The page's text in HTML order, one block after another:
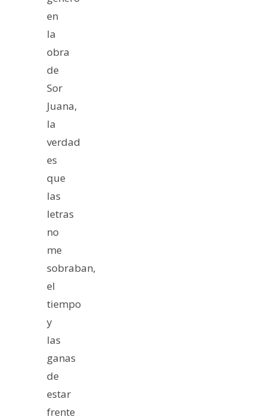
en
la
obra
de
Sor
Juana,
la
verdad
es
que
las
letras
no
me
sobraban,
el
tiempo
y
las
ganas
de
estar
frente